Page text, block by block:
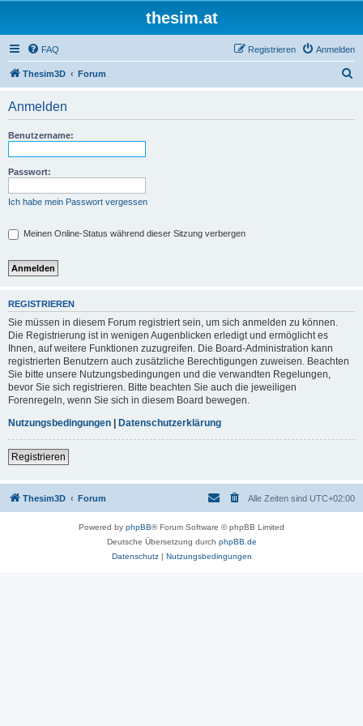
thesim.at
FAQ Anmelden
Registrieren
Thesim3D Forum
Anmelden
Benutzername:
Passwort:
Ich habe mein Passwort vergessen
Meinen Online-Status während dieser Sitzung verbergen
REGISTRIEREN
Sie müssen in diesem Forum registriert sein, um sich anmelden zu können.
Die Registrierung ist in wenigen Augenblicken erledigt und ermöglicht es
Ihnen, auf weitere Funktionen zuzugreifen. Die Board-Administration kann
registrierten Benutzern auch zusätzliche Berechtigungen zuweisen. Beachten
Sie bitte unsere Nutzungsbedingungen und die verwandten Regelungen,
bevor Sie sich registrieren. Bitte beachten Sie auch die jeweiligen
Forenregeln, wenn Sie sich in diesem Board bewegen.
Nutzungsbedingungen
Datenschutzerklärung
Registrieren
Thesim3D Forum Alle Zeiten sind UTC+02:00
Powered by phpBB® Forum Software © phpBB Limited
Deutsche Übersetzung durch phpBB.de
Datenschutz| Nutzungsbedingungen